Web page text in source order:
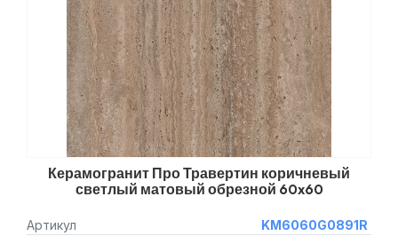
Керамогранит Про Травертин коричневый
светлый матовый обрезной 60x60
Артикул
KM6060G0891R